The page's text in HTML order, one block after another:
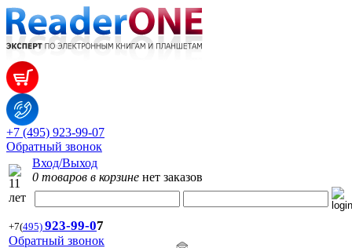
+7 (495) 923-99-07
Обратный звонок
Вход/Выход
0 товаров в корзине нет заказов
+7(495) 923-99-07
Обратный звонок